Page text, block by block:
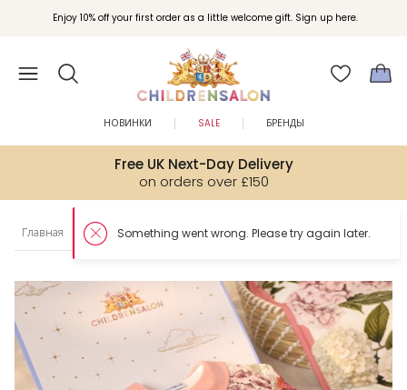
Enjoy 10% off your first order as a little welcome gift. Sign up here.
Free UK Next-Day Delivery
on orders over £150
НОВИНКИ SALE БРЕНДЫ
Главная Gifts